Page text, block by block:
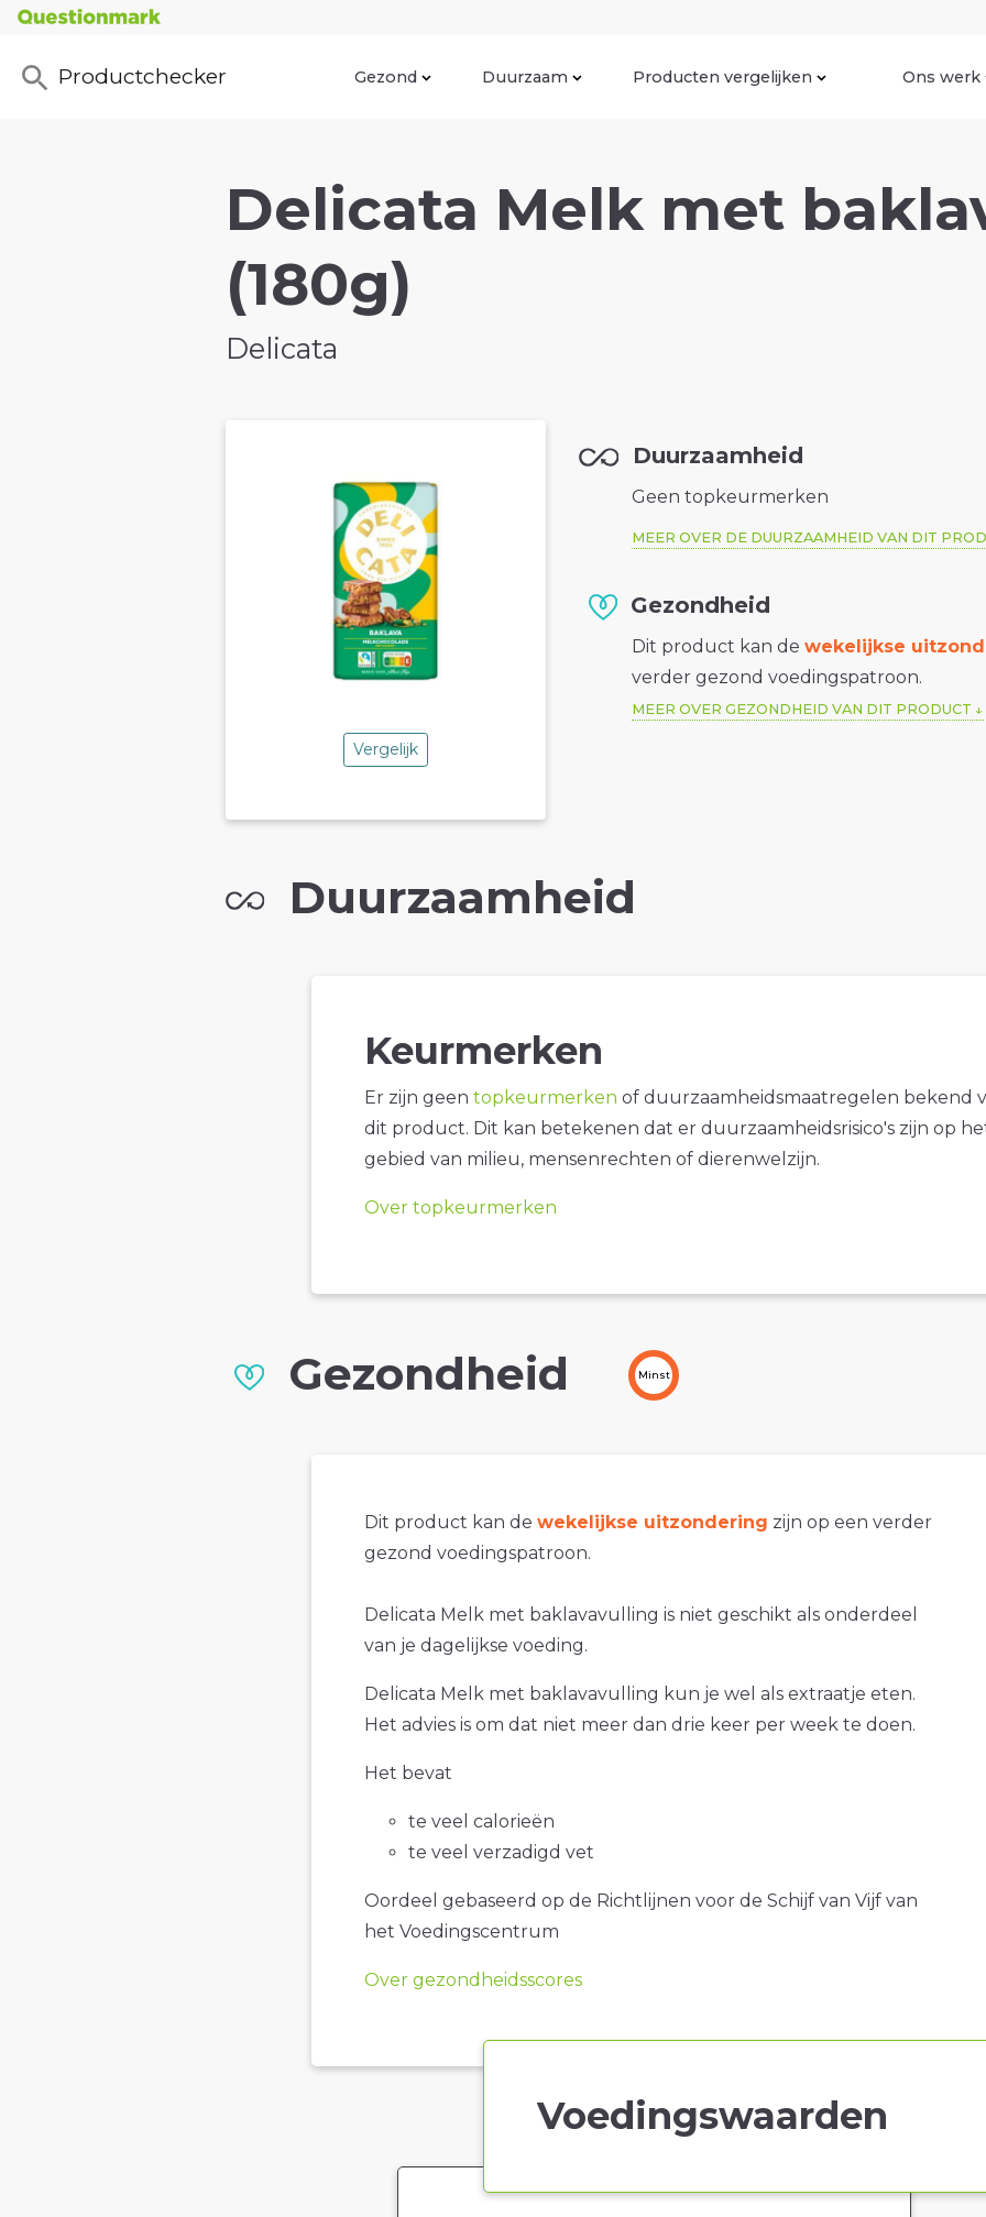
Productchecker Gezond Duurzaam Producten vergelijken Ons werk
Delicata Melk met
(180g)
Delicata
Vergelijk
Duurzaamheid
Geen topkeurmerken
MEER OVER DE DUURZAAMHEID VAN DIT
Gezondheid
Dit product kan dewekelijkse
verder gezond voedingspatroon.
MEER OVER GEZONDHEID VAN DIT PRODUCT
Duurzaamheid
Keurmerken
Er zijn geen topkeurmerken of duurzaamheidsmaatregelen bekend
dit product. Dit kan betekenen dat er duurzaamheidsrisico's zijn op
gebied van milieu, mensenrechten of dierenwelzijn.
Over topkeurmerken
Gezondheid Minst
Dit product kan de wekelijkse uitzondering zijn op een verder
gezond voedingspatroon.
Delicata Melk met baklavavulling is niet geschikt als onderdeel
van je dagelijkse voeding.
Delicata Melk met baklavavulling kun je wel als extraatje eten.
Het advies is om dat niet meer dan drie keer per week te doen.
Het bevat
te veel calorieën
te veel verzadigd vet
Oordeel gebaseerd op de Richtlijnen voor de Schijf van Vijf van
het Voedingscentrum
Over gezondheidsscores
Voedingswaarden